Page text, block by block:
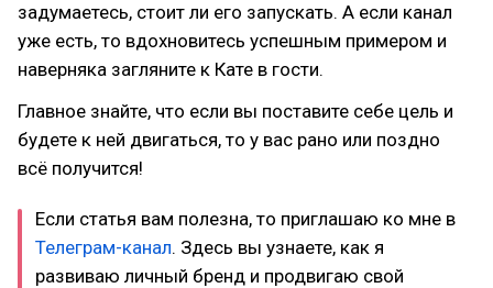
задумаетесь, стоит ли его запускать. А если канал
уже есть, то вдохновитесь успешным примером и
наверняка загляните к Кате в гости.
Главное знайте, что если вы поставите себе цель и
будете к ней двигаться, то у вас рано или поздно
всё получится!
Если статья вам полезна, то приглашаю ко мне в
Телеграм-канал. Здесь вы узнаете, как я
развиваю личный бренд и продвигаю свой